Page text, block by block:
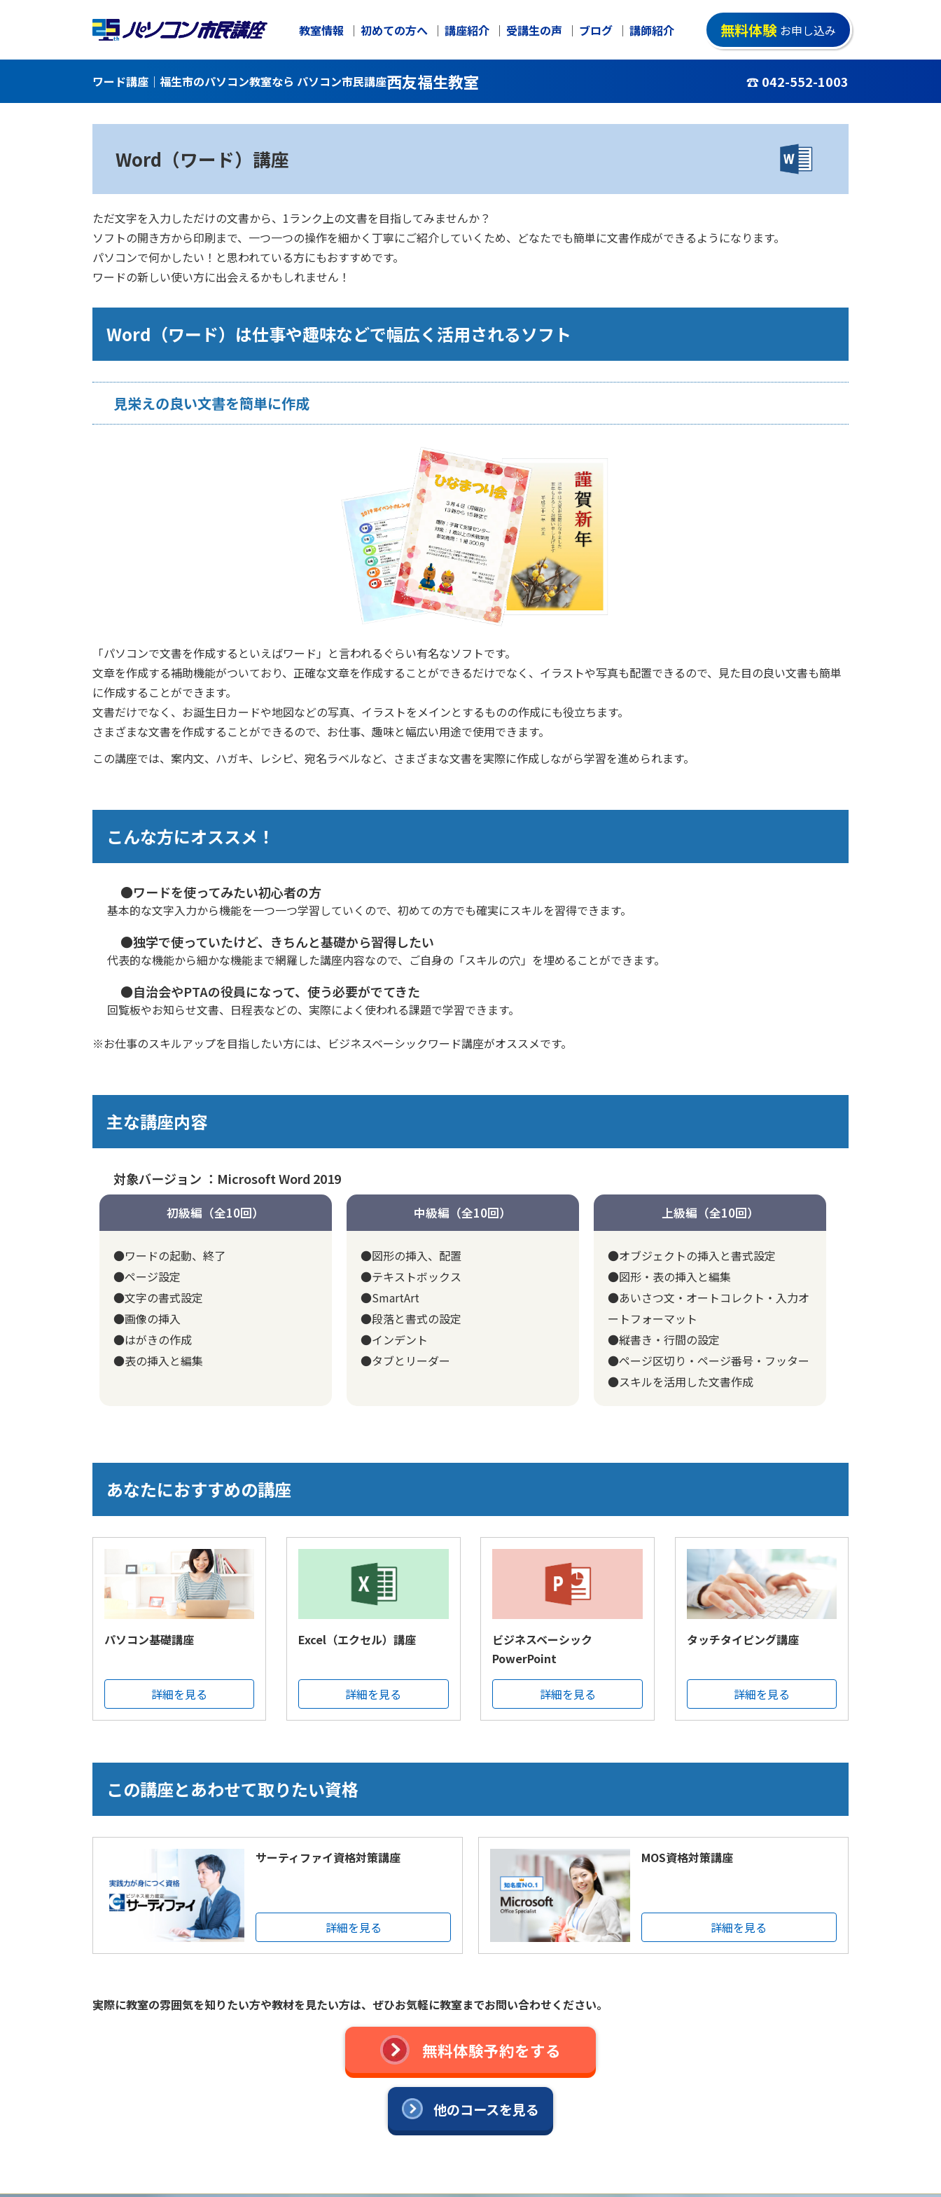
教室情報 初めての方へ 講座紹介 受講生の声 ブログ 講師紹介 無料体験 お申し込み
ワード講座｜福生市のパソコン教室なら パソコン市民講座西友福生教室 ☎ 042-552-1003
Word（ワード）講座
ただ文字を入力しただけの文書から、1ランク上の文書を目指してみませんか？
ソフトの開き方から印刷まで、一つ一つの操作を細かく丁寧にご紹介していくため、どなたでも簡単に文書作成ができるようになります。
パソコンで何かしたい！と思われている方にもおすすめです。
ワードの新しい使い方に出会えるかもしれません！
Word（ワード）は仕事や趣味などで幅広く活用されるソフト
見栄えの良い文書を簡単に作成
「パソコンで文書を作成するといえばワード」と言われるぐらい有名なソフトです。
文章を作成する補助機能がついており、正確な文章を作成することができるだけでなく、イラストや写真も配置できるので、見た目の良い文書も簡単
に作成することができます。
文書だけでなく、お誕生日カードや地図などの写真、イラストをメインとするものの作成にも役立ちます。
さまざまな文書を作成することができるので、お仕事、趣味と幅広い用途で使用できます。
この講座では、案内文、ハガキ、レシピ、宛名ラベルなど、さまざまな文書を実際に作成しながら学習を進められます。
こんな方にオススメ！
●ワードを使ってみたい初心者の方
基本的な文字入力から機能を一つ一つ学習していくので、初めての方でも確実にスキルを習得できます。
●独学で使っていたけど、きちんと基礎から習得したい
代表的な機能から細かな機能まで網羅した講座内容なので、ご自身の「スキルの穴」を埋めることができます。
●自治会やPTAの役員になって、使う必要がでてきた
回覧板やお知らせ文書、日程表などの、実際によく使われる課題で学習できます。
※お仕事のスキルアップを目指したい方には、 ビジネスベーシックワード講座がオススメです。
主な講座内容
対象バージョン ：Microsoft Word 2019
初級編（全10回）
●ワードの起動、終了
●ページ設定
●文字の書式設定
●画像の挿入
●はがきの作成
●表の挿入と編集
中級編（全10回）
●図形の挿入、配置
●テキストボックス
●SmartArt
●段落と書式の設定
●インデント
●タブとリーダー
上級編（全10回）
●オブジェクトの挿入と書式設定
●図形・表の挿入と編集
●あいさつ文・オートコレクト・入力オ
ートフォーマット
●縦書き・行間の設定
●ページ区切り・ページ番号・フッター
●スキルを活用した文書作成
あなたにおすすめの講座
パソコン基礎講座
詳細を見る
Excel（エクセル）講座
詳細を見る
ビジネスベーシック
PowerPoint
詳細を見る
タッチタイピング講座
詳細を見る
この講座とあわせて取りたい資格
サーティファイ資格対策講座
詳細を見る
MOS資格対策講座
詳細を見る
実際に教室の雰囲気を知りたい方や教材を見たい方は、ぜひお気軽に教室までお問い合わせください。
無料体験予約をする
他のコースを見る